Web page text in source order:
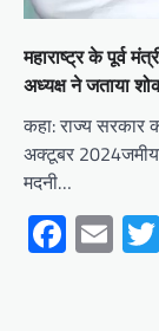
महाराष्ट्र के पूर्व
अध्यक्ष ने जताया
कहा: राज्य
अक्टूबर
मदनी…